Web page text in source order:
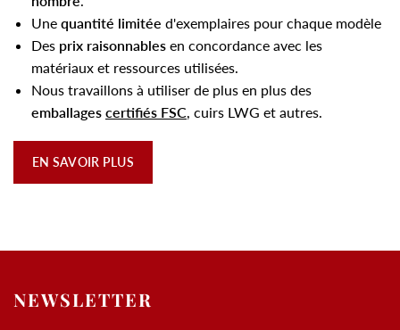
Une quantité limitée d'exemplaires pour chaque modèle
Des prix raisonnables en concordance avec les
matériaux et ressources utilisées.
Nous travaillons à utiliser de plus en plus des
emballages certifiés FSC, cuirs LWG et autres.
EN SAVOIR PLUS
NEWSLETTER